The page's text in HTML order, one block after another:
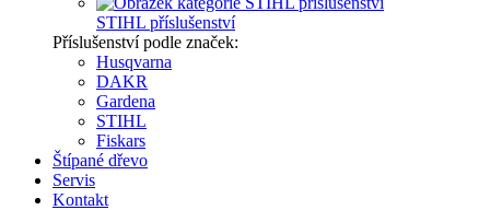
STIHL příslušenství
Příslušenství podle značek:
Husqvarna
DAKR
Gardena
STIHL
Fiskars
Štípané dřevo
Servis
Kontakt